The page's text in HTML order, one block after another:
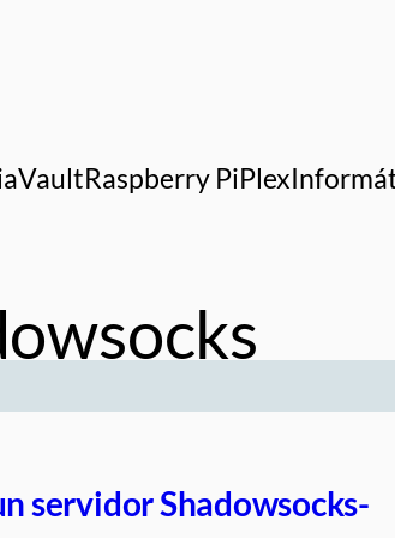
Raspberry PiPlex
servidor Shadowsocks-